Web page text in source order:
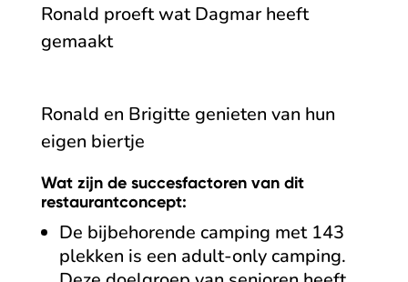
Ronald proeft wat Dagmar heeft
gemaakt
Ronald en Brigitte genieten van hun
eigen biertje
Wat zijn de succesfactoren van dit
restaurantconcept:
De bijbehorende camping met 143
plekken is een adult-only camping.